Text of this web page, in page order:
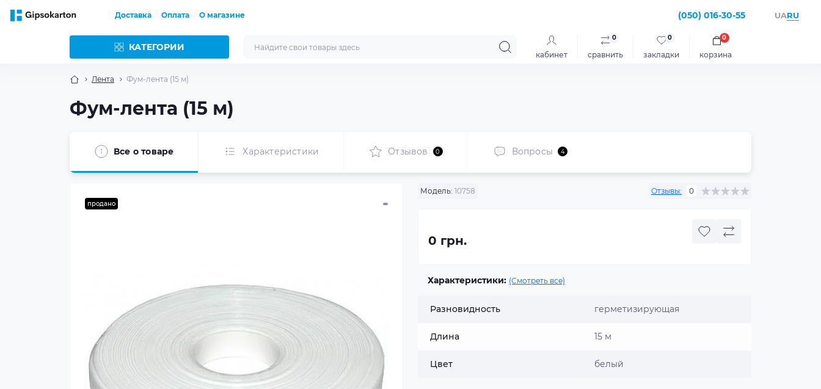
Доставка Оплата О магазине (050) 016-30-55 UARU
КАТЕГОРИИ
кабинет сравнить
0
закладки
0
корзина
0
Лента Фум-лента (15 м)
Фум-лента (15 м)
Все о товаре Характеристики Отзывов 0 Вопросы 4
продано
Модель: 10758 Отзывы: 0
0 грн.
Характеристики: (Смотреть все)
Разновидность герметизирующая
Длина 15 м
Цвет белый